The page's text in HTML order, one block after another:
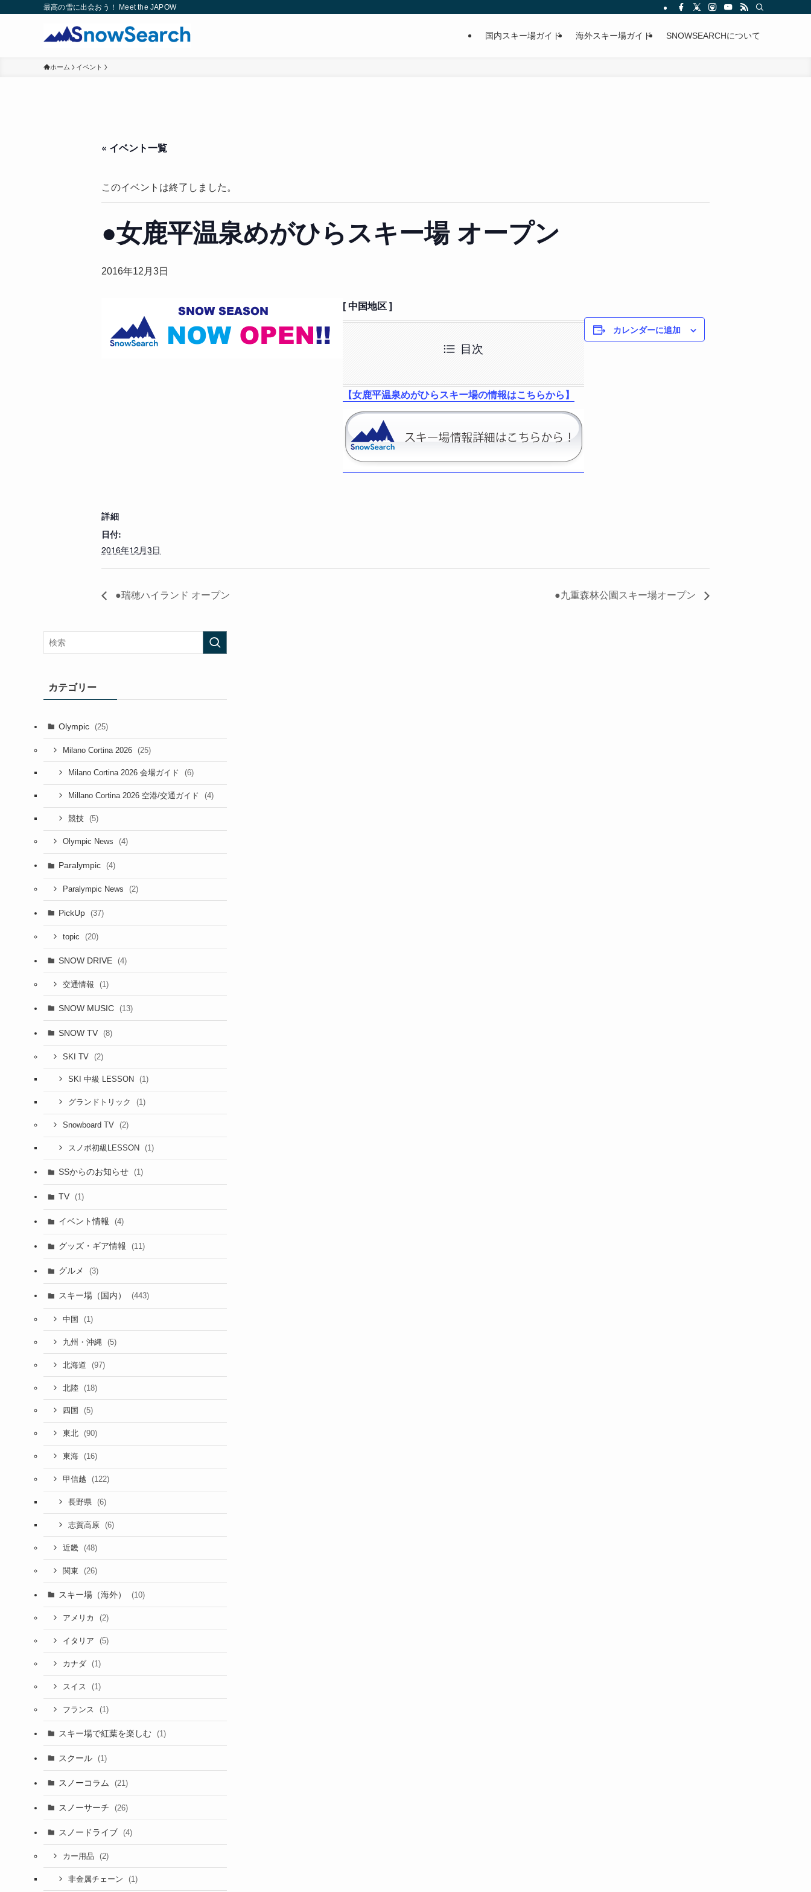
最高の雪に出会おう！ Meet the JAPOW
国内スキー場ガイド 海外スキー場ガイド SNOWSEARCHについて
ホーム イベント
« イベント一覧
このイベントは終了しました。
●女鹿平温泉めがひらスキー場 オープン
2016年12月3日
[ 中国地区 ]
目次
【女鹿平温泉めがひらスキー場の情報はこちらから】
カレンダーに追加
詳細
日付:
2016年12月3日
●瑞穂ハイランド オープン ●九重森林公園スキー場オープン
カテゴリー
Olympic (25)
Milano Cortina 2026 (25)
Milano Cortina 2026 会場ガイド (6)
Millano Cortina 2026 空港/交通ガイド (4)
競技 (5)
Olympic News (4)
Paralympic (4)
Paralympic News (2)
PickUp (37)
topic (20)
SNOW DRIVE (4)
交通情報 (1)
SNOW MUSIC (13)
SNOW TV (8)
SKI TV (2)
SKI 中級 LESSON (1)
グランドトリック (1)
Snowboard TV (2)
スノボ初級LESSON (1)
SSからのお知らせ (1)
TV (1)
イベント情報 (4)
グッズ・ギア情報 (11)
グルメ (3)
スキー場（国内） (443)
中国 (1)
九州・沖縄 (5)
北海道 (97)
北陸 (18)
四国 (5)
東北 (90)
東海 (16)
甲信越 (122)
長野県 (6)
志賀高原 (6)
近畿 (48)
関東 (26)
スキー場（海外） (10)
アメリカ (2)
イタリア (5)
カナダ (1)
スイス (1)
フランス (1)
スキー場で紅葉を楽しむ (1)
スクール (1)
スノーコラム (21)
スノーサーチ (26)
スノードライブ (4)
カー用品 (2)
非金属チェーン (1)